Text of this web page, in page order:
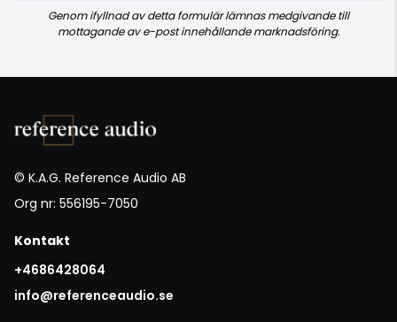
Genom ifyllnad av detta formulär lämnas medgivande till
mottagande av e-post innehållande marknadsföring.
© K.A.G. Reference Audio AB
Org nr: 556195-7050
Kontakt
+4686428064
info@referenceaudio.se